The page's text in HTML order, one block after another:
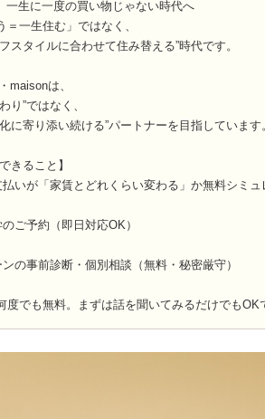
一生に一度の買い物じゃない時代へ
＝一生住む」ではなく、
スタイルに合わせて住み替える”時代です。
maisonは、
り”ではなく、
に寄り添い続ける”パートナーを目指しています
きること】
いが「家賃とどれくらい変わる」か無料シミュ
ご予約（即日対応OK）
の事前診断・個別相談（無料・秘密厳守）
度でも無料。まずは話を聞いてみるだけでもOK